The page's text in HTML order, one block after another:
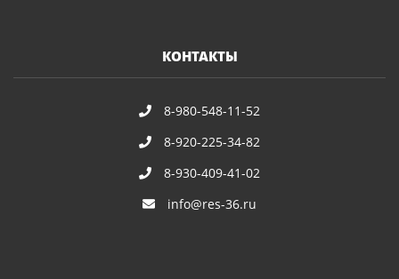
КОНТАКТЫ
8-980-548-11-52
8-920-225-34-82
8-930-409-41-02
info@res-36.ru